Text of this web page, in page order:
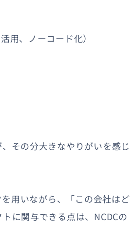
、ノーコード化）
その分大きなやりがいを感じ
用いながら、「この会社はど
に関与できる点は、NCDCの